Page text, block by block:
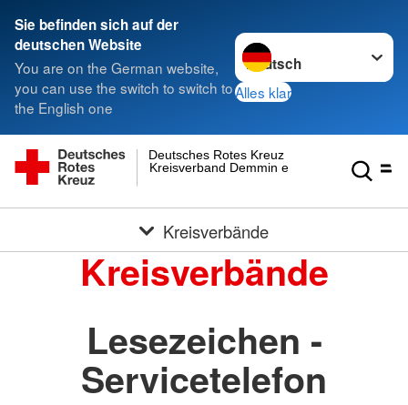
Sie befinden sich auf der
deutschen Website
You are on the German website,
you can use the switch to switch to
the English one
Sprache wechseln zu
Alles klar
Kreisverband Demmin e.V.
Deutsches Rotes Kreuz
Kreisverbände
Kreisverbände
Lesezeichen -
Servicetelefon